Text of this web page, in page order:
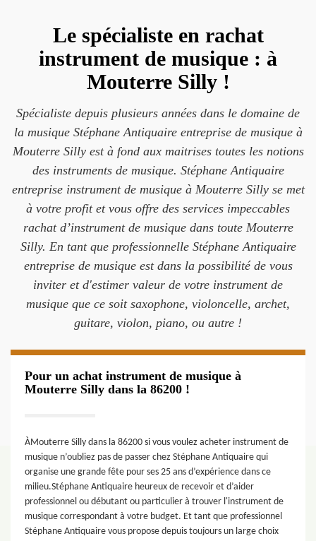
Le spécialiste en rachat
instrument de musique : à
Mouterre Silly !
Spécialiste depuis plusieurs années dans le domaine de
la musique Stéphane Antiquaire entreprise de musique à
Mouterre Silly est à fond aux maitrises toutes les notions
des instruments de musique. Stéphane Antiquaire
entreprise instrument de musique à Mouterre Silly se met
à votre profit et vous offre des services impeccables
rachat d’instrument de musique dans toute Mouterre
Silly. En tant que professionnelle Stéphane Antiquaire
entreprise de musique est dans la possibilité de vous
inviter et d'estimer valeur de votre instrument de
musique que ce soit saxophone, violoncelle, archet,
guitare, violon, piano, ou autre !
Pour un achat instrument de musique à
Mouterre Silly dans la 86200 !
ÀMouterre Silly dans la 86200 si vous voulez acheter instrument de
musique n’oubliez pas de passer chez Stéphane Antiquaire qui
organise une grande fête pour ses 25 ans d’expérience dans ce
milieu.Stéphane Antiquaire heureux de recevoir et d’aider
professionnel ou débutant ou particulier à trouver l'instrument de
musique correspondant à votre budget. Et tant que professionnel
Stéphane Antiquaire vous propose depuis toujours un large choix